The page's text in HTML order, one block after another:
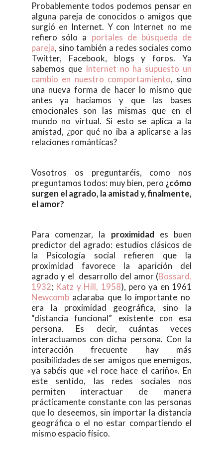
Probablemente todos podemos pensar en
alguna pareja de conocidos o amigos que
surgió en Internet. Y con Internet no me
refiero sólo a portales de búsqueda de
pareja, sino también a redes sociales como
Twitter, Facebook, blogs y foros. Ya
sabemos queInternet no ha supuesto un
cambio en nuestro comportamiento, sino
una nueva forma de hacer lo mismo que
antes ya hacíamos y que las bases
emocionales son las mismas que en el
mundo no virtual. Si esto se aplica a la
amistad, ¿por qué no iba a aplicarse a las
relaciones románticas?
Vosotros os preguntaréis, como nos
preguntamos todos: muy bien, pero ¿cómo
surgen el agrado, la amistad y, finalmente,
el amor?
Para comenzar, la proximidad es buen
predictor del agrado: estudios clásicos de
la Psicología social refieren que la
proximidad favorece la aparición del
agrado y el desarrollo del amor (Bossard,
1932; Katz y Hill, 1958), pero ya en 1961
Newcomb aclaraba que lo importante no
era la proximidad geográfica, sino la
“distancia funcional” existente con esa
persona. Es decir, cuántas veces
interactuamos con dicha persona. Con la
interacción frecuente hay más
posibilidades de ser amigos que enemigos,
ya sabéis que «el roce hace el cariño». En
este sentido, las redes sociales nos
permiten interactuar de manera
prácticamente constante con las personas
que lo deseemos, sin importar la distancia
geográfica o el no estar compartiendo el
mismo espacio físico.